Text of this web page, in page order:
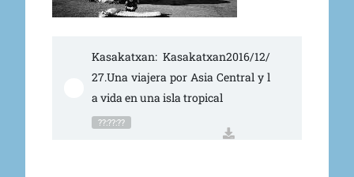
Kasakatxan: Kasakatxan2016/12/
27.Una viajera por Asia Central y l
a vida en una isla tropical
??:??:??